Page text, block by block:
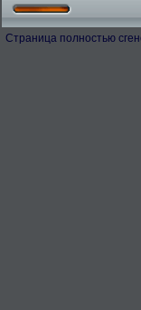
Страница полностью